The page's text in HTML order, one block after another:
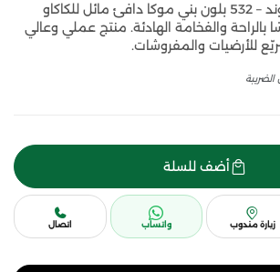
موكيت سميك دايموند – 532 بلون بني موكا دافئ مائل للكاكاو
بالراحة والفخامة الهادئة. منتج عملي وعالي
للأرضيات والمفروشات.
أضف للسلة
زيارة مندوب واتساب اتصال